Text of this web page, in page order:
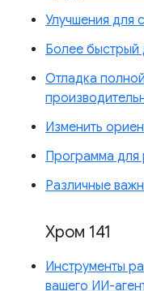
Улучшения для
Более
Отладка
Изменить
Программа для
Различные
Хром 141
Инструменты
вашего ИИ-